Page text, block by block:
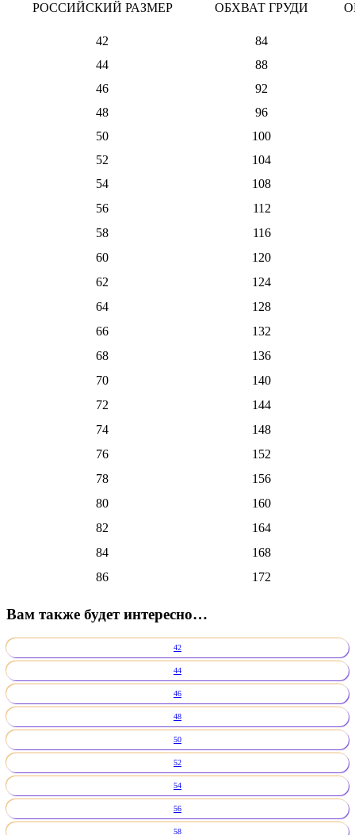
РОССИЙСКИЙ РАЗМЕР ОБХВАТ ГРУДИ
42
84
44
88
46
92
48
96
50
100
52
104
54
108
56
112
58
116
60
120
62
124
64
128
66
132
68
136
70
140
72
144
74
148
76
152
78
156
80
160
82
164
84
168
86
172
Вам также будет интересно…
42
44
46
48
50
52
54
56
58